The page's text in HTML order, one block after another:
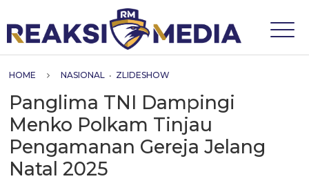
HOME NASIONAL • ZLIDESHOW
Panglima TNI Dampingi
Menko Polkam Tinjau
Pengamanan Gereja Jelang
Natal 2025